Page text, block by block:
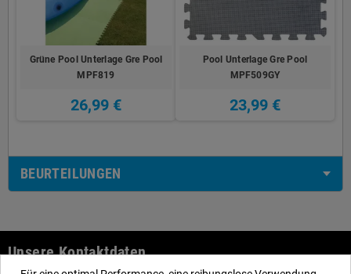
Grüne Pool Unterlage Gre Pool
MPF819
26,99 €
Pool Unterlage Gre Pool
MPF509GY
23,99 €
BEURTEILUNGEN
Unsere Kontaktdaten